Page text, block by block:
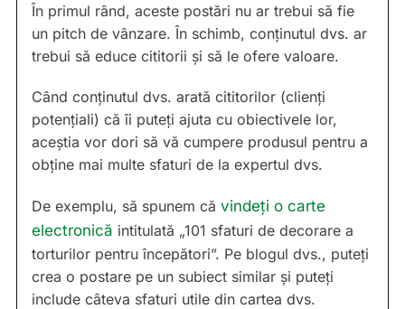
În primul rând, aceste postări nu ar trebui să fie
un pitch de vânzare. În schimb, conținutul dvs. ar
trebui să educe cititorii și să le ofere valoare.
Când conținutul dvs. arată cititorilor (clienți
potențiali) că îi puteți ajuta cu obiectivele lor,
aceștia vor dori să vă cumpere produsul pentru a
obține mai multe sfaturi de la expertul dvs.
De exemplu, să spunem că vindeți o carte
electronică intitulată „101 sfaturi de decorare a
torturilor pentru începători”. Pe blogul dvs., puteți
crea o postare pe un subiect similar și puteți
include câteva sfaturi utile din cartea dvs.